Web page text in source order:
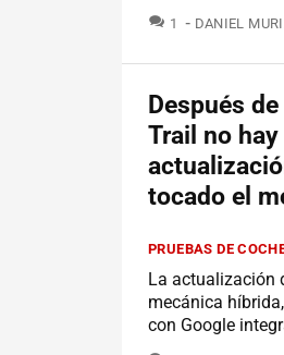
1 COMENTARIOS
DANIEL
Después
Trail no
tocado el
PRUEBAS DE
La actualización
mecánica
con Google